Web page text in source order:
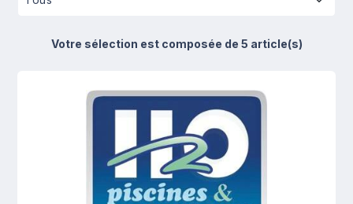
Votre sélection est composée de 5 article(s)